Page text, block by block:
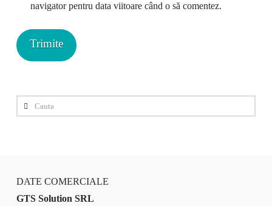
navigator pentru data viitoare când o să comentez.
Cauta
DATE COMERCIALE
GTS Solution SRL